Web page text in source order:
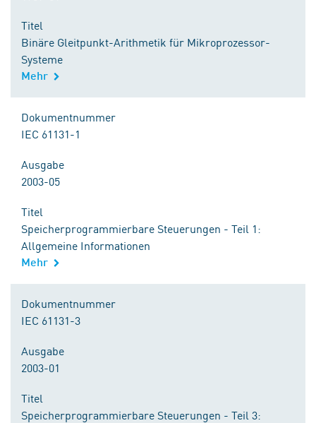
Titel
Binäre Gleitpunkt-Arithmetik für Mikroprozessor-
Systeme
Mehr
Dokumentnummer
IEC 61131-1
Ausgabe
2003-05
Titel
Speicherprogrammierbare Steuerungen - Teil 1:
Allgemeine Informationen
Mehr
Dokumentnummer
IEC 61131-3
Ausgabe
2003-01
Titel
Speicherprogrammierbare Steuerungen - Teil 3: